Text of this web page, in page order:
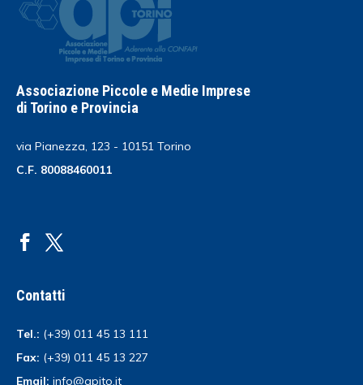
Associazione Piccole e Medie Imprese
di Torino e Provincia
via Pianezza, 123 - 10151 Torino
C.F. 80088460011
Contatti
Tel.: (+39) 011 45 13 111
Fax: (+39) 011 45 13 227
Email: info@apito.it